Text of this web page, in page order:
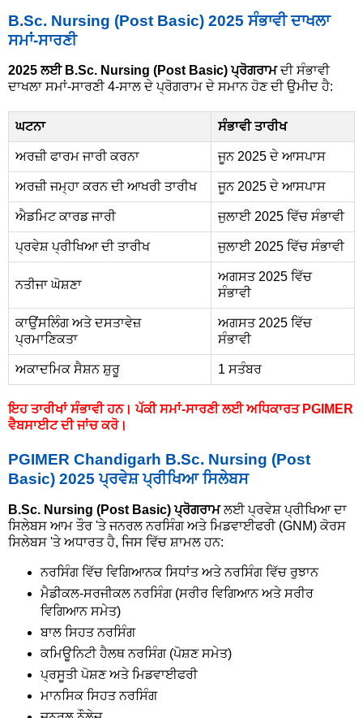
B.Sc. Nursing (Post Basic) 2025 ਸੰਭਾਵੀ ਦਾਖਲਾ
ਸਮਾਂ-ਸਾਰਣੀ
2025 ਲਈ B.Sc. Nursing (Post Basic) ਪ੍ਰੋਗਰਾਮਦੀ ਸੰਭਾਵੀ
ਦਾਖਲਾ ਸਮਾਂ-ਸਾਰਣੀ 4-ਸਾਲ ਦੇ ਪ੍ਰੋਗਰਾਮ ਦੇ ਸਮਾਨ ਹੋਣ ਦੀ ਉਮੀਦ ਹੈ:
ਘਟਨਾ ਸੰਭਾਵੀ ਤਾਰੀਖ
ਅਰਜ਼ੀ ਫਾਰਮ ਜਾਰੀ ਕਰਨਾ ਜੂਨ 2025 ਦੇ ਆਸਪਾਸ
ਅਰਜ਼ੀ ਜਮ੍ਹਾ ਕਰਨ ਦੀ ਆਖਰੀ ਤਾਰੀਖ ਜੂਨ 2025 ਦੇ ਆਸਪਾਸ
ਐਡਮਿਟ ਕਾਰਡ ਜਾਰੀ ਜੁਲਾਈ 2025 ਵਿੱਚ ਸੰਭਾਵੀ
ਪ੍ਰਵੇਸ਼ ਪ੍ਰੀਖਿਆ ਦੀ ਤਾਰੀਖ ਜੁਲਾਈ 2025 ਵਿੱਚ ਸੰਭਾਵੀ
ਨਤੀਜਾ ਘੋਸ਼ਣਾ
ਅਗਸਤ 2025 ਵਿੱਚ
ਸੰਭਾਵੀ
ਕਾਉਂਸਲਿੰਗ ਅਤੇ ਦਸਤਾਵੇਜ਼
ਪ੍ਰਮਾਣਿਕਤਾ
ਅਗਸਤ 2025 ਵਿੱਚ
ਸੰਭਾਵੀ
ਅਕਾਦਮਿਕ ਸੈਸ਼ਨ ਸ਼ੁਰੂ 1 ਸਤੰਬਰ
ਇਹ ਤਾਰੀਖਾਂ ਸੰਭਾਵੀ ਹਨ। ਪੱਕੀ ਸਮਾਂ-ਸਾਰਣੀ ਲਈ ਅਧਿਕਾਰਤ PGIMER
ਵੈਬਸਾਈਟ ਦੀ ਜਾਂਚ ਕਰੋ।
PGIMER Chandigarh B.Sc. Nursing (Post
Basic) 2025 ਪ੍ਰਵੇਸ਼ ਪ੍ਰੀਖਿਆ ਸਿਲੇਬਸ
B.Sc. Nursing (Post Basic) ਪ੍ਰੋਗਰਾਮਲਈ ਪ੍ਰਵੇਸ਼ ਪ੍ਰੀਖਿਆ ਦਾ
ਸਿਲੇਬਸ ਆਮ ਤੌਰ 'ਤੇ ਜਨਰਲ ਨਰਸਿੰਗ ਅਤੇ ਮਿਡਵਾਈਫਰੀ (GNM) ਕੋਰਸ
ਸਿਲੇਬਸ 'ਤੇ ਅਧਾਰਤ ਹੈ, ਜਿਸ ਵਿੱਚ ਸ਼ਾਮਲ ਹਨ:
ਨਰਸਿੰਗ ਵਿੱਚ ਵਿਗਿਆਨਕ ਸਿਧਾਂਤ ਅਤੇ ਨਰਸਿੰਗ ਵਿੱਚ ਰੁਝਾਨ
ਮੈਡੀਕਲ-ਸਰਜੀਕਲ ਨਰਸਿੰਗ (ਸਰੀਰ ਵਿਗਿਆਨ ਅਤੇ ਸਰੀਰ
ਵਿਗਿਆਨ ਸਮੇਤ)
ਬਾਲ ਸਿਹਤ ਨਰਸਿੰਗ
ਕਮਿਊਨਿਟੀ ਹੈਲਥ ਨਰਸਿੰਗ (ਪੋਸ਼ਣ ਸਮੇਤ)
ਪ੍ਰਸੂਤੀ ਪੋਸ਼ਣ ਅਤੇ ਮਿਡਵਾਈਫਰੀ
ਮਾਨਸਿਕ ਸਿਹਤ ਨਰਸਿੰਗ